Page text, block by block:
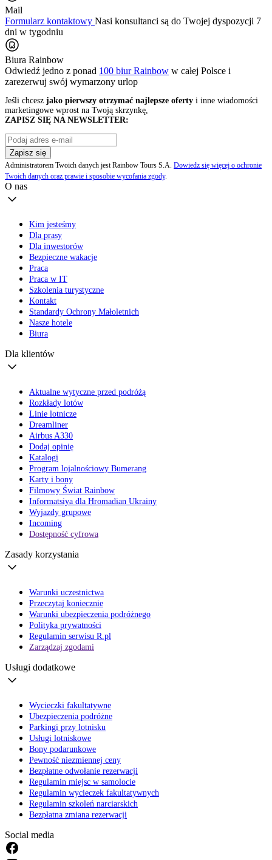
Mail
Formularz kontaktowy Nasi konsultanci są do Twojej dyspozycji 7
dni w tygodniu
Biura Rainbow
Odwiedź jedno z ponad 100 biur Rainbow w całej Polsce i
zarezerwuj swój wymarzony urlop
Jeśli chcesz jako pierwszy otrzymać najlepsze oferty i inne wiadomości
marketingowe wprost na Twoją skrzynkę,
ZAPISZ SIĘ NA NEWSLETTER:
Zapisz się
Administratorem Twoich danych jest Rainbow Tours S.A. Dowiedz się więcej o ochronie
Twoich danych oraz prawie i sposobie wycofania zgody.
O nas
Kim jesteśmy
Dla prasy
Dla inwestorów
Bezpieczne wakacje
Praca
Praca w IT
Szkolenia turystyczne
Kontakt
Standardy Ochrony Małoletnich
Nasze hotele
Biura
Dla klientów
Aktualne wytyczne przed podróżą
Rozkłady lotów
Linie lotnicze
Dreamliner
Airbus A330
Dodaj opinię
Katalogi
Program lojalnościowy Bumerang
Karty i bony
Filmowy Świat Rainbow
Informatsiya dla Hromadian Ukrainy
Wyjazdy grupowe
Incoming
Dostępność cyfrowa
Zasady korzystania
Warunki uczestnictwa
Przeczytaj koniecznie
Warunki ubezpieczenia podróżnego
Polityka prywatności
Regulamin serwisu R.pl
Zarządzaj zgodami
Usługi dodatkowe
Wycieczki fakultatywne
Ubezpieczenia podróżne
Parkingi przy lotnisku
Usługi lotniskowe
Bony podarunkowe
Pewność niezmiennej ceny
Bezpłatne odwołanie rezerwacji
Regulamin miejsc w samolocie
Regulamin wycieczek fakultatywnych
Regulamin szkoleń narciarskich
Bezpłatna zmiana rezerwacji
Social media